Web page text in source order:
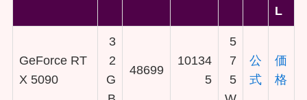
L
GeForce RT
X 5090
3
2
G
48699
10134
5
5
7
5
公
式
価
格